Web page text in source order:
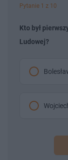
Pytanie 1 z 10
Kto był
Ludowej?